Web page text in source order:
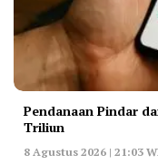
Pendanaan Pindar
Triliun
8 Agustus 2026 | 21:03